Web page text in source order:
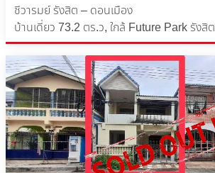
ชีวารมย์ รังสิต – ดอนเมือง
บ้านเดี่ยว​ ​73.2 ตร.ว, ใกล้ Future Park รังสิต